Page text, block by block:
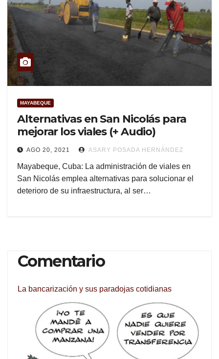
MAYABEQUE
Alternativas en San Nicolás para
mejorar los viales (+ Audio)
AGO 20, 2021 ASARY POSADA HERNÁNDEZ
Mayabeque, Cuba: La administración de viales en
San Nicolás emplea alternativas para solucionar el
deterioro de su infraestructura, al ser…
Comentario
La bancarización y sus paradojas cotidianas